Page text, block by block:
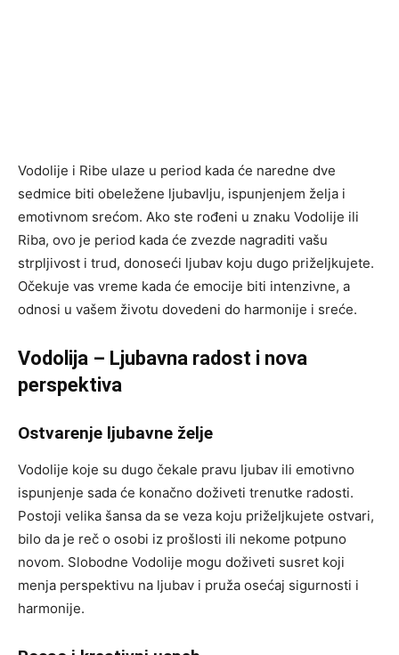
Vodolije i Ribe ulaze u period kada će naredne dve
sedmice biti obeležene ljubavlju, ispunjenjem želja i
emotivnom srećom. Ako ste rođeni u znaku Vodolije ili
Riba, ovo je period kada će zvezde nagraditi vašu
strpljivost i trud, donoseći ljubav koju dugo priželjkujete.
Očekuje vas vreme kada će emocije biti intenzivne, a
odnosi u vašem životu dovedeni do harmonije i sreće.
Vodolija – Ljubavna radost i nova
perspektiva
Ostvarenje ljubavne želje
Vodolije koje su dugo čekale pravu ljubav ili emotivno
ispunjenje sada će konačno doživeti trenutke radosti.
Postoji velika šansa da se veza koju priželjkujete ostvari,
bilo da je reč o osobi iz prošlosti ili nekome potpuno
novom. Slobodne Vodolije mogu doživeti susret koji
menja perspektivu na ljubav i pruža osećaj sigurnosti i
harmonije.